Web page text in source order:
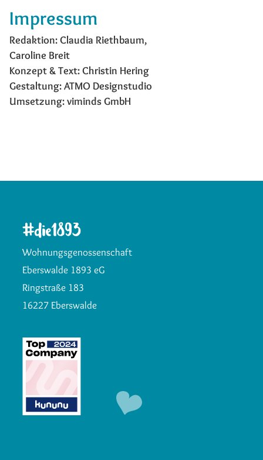
Impressum
Redaktion: Claudia Riethbaum,
Caroline Breit
Konzept & Text: Christin Hering
Gestaltung: ATMO Designstudio
Umsetzung: viminds GmbH
Wohnungsgenossenschaft
Eberswalde 1893 eG
Ringstraße 183
16227 Eberswalde